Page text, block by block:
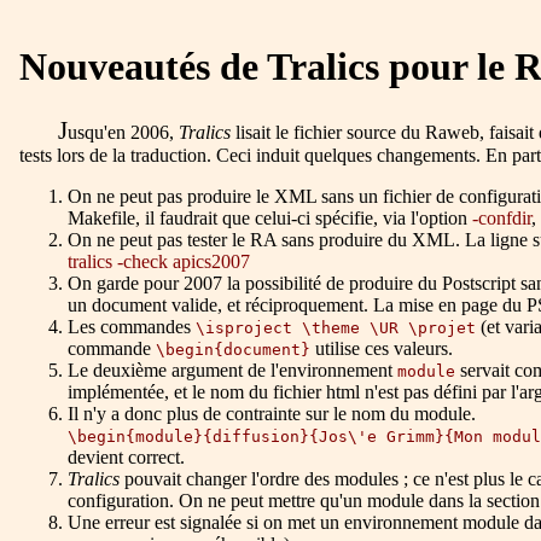
Nouveautés de Tralics pour le
Jusqu'en 2006, Tralics lisait le fichier source du Raweb,
tests lors de la traduction. Ceci induit quelques changements. En
On ne peut pas produire le XML sans un fichier de
Makefile, il faudrait que celui-ci spécifie, via l'option -confdir,
On ne peut pas tester le RA sans produire du XML. La ligne
tralics -check apics2007
On garde pour 2007 la possibilité de produire du Postscript
un document valide, et réciproquement. La mise en page du
Les commandes \isproject \theme \UR \projet (et
commande \begin{document} utilise ces valeurs.
Le deuxième argument de l'environnement module servait
implémentée, et le nom du fichier html n'est pas défini par
Il n'y a donc plus de contrainte sur le nom du module.
\begin{module}{diffusion}{Jos\'e Grimm}{Mon
devient correct.
Tralics pouvait changer l'ordre des modules ; ce n'est plus le
configuration. On ne peut mettre qu'un module dans la
Une erreur est signalée si on met un environnement module